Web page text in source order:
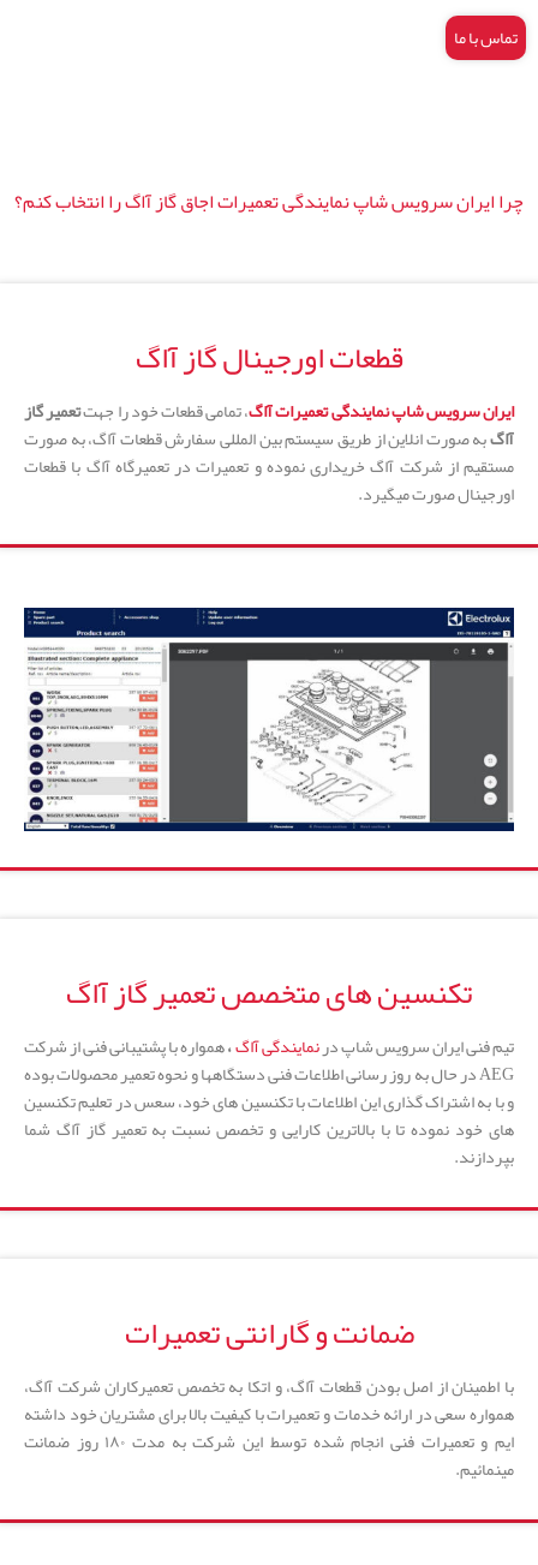
تماس با ما
چرا ایران سرویس شاپ نمایندگی تعمیرات اجاق گاز آاگ را انتخاب کنم؟
قطعات اورجینال گاز آاگ
ایران سرویس شاپ نمایندگی تعمیرات آاگ، تمامی قطعات خود را جهتتعمیر گاز
آاگبه صورت انلاین از طریق سیستم بین المللی سفارش قطعات آاگ، به صورت
مستقیم از شرکت آاگ خریداری نموده و تعمیرات در تعمیرگاه آاگ با قطعات
اورجینال صورت میگیرد.
تکنسین های متخصص تعمیر گاز آاگ
تیم فنی ایران سرویس شاپ درنمایندگی آاگ،همواره با پشتیبانی فنی از شرکت
AEG در حال به روز رسانی اطلاعات فنی دستگاهها و نحوه تعمیر محصولات بوده
و با به اشتراک گذاری این اطلاعات با تکنسین های خود، سعس در تعلیم تکنسین
های خود نموده تا با بالاترین کارایی و تخصص نسبت به تعمیر گاز آاگ شما
بپردازند.
ضمانت و گارانتی تعمیرات
با اطمینان از اصل بودن قطعات آاگ، و اتکا به تخصص تعمیرکاران شرکت آاگ،
همواره سعی در ارائه خدمات و تعمیرات با کیفیت بالا برای مشتریان خود داشته
ایم و تعمیرات فنی انجام شده توسط این شرکت به مدت ۱۸۰ روز ضمانت
مینمائیم.